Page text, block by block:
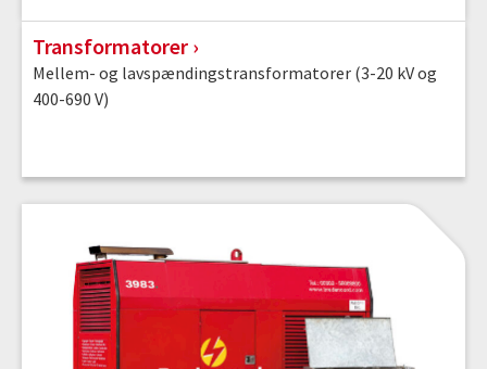
Transformatorer
Mellem- og lavspændingstransformatorer (3-20 kV og
400-690 V)